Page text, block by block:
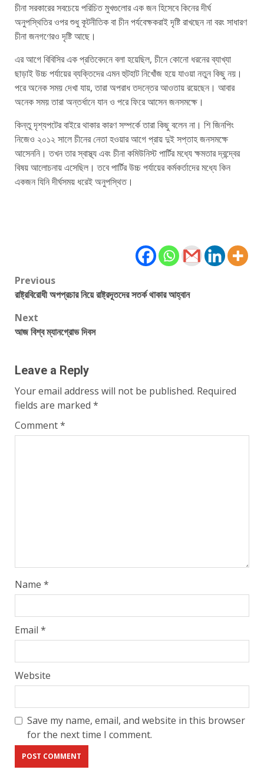
চীনা সরকারের সবচেয়ে পরিচিত মুখগুলোর এক জন হিসেবে কিনের দীর্ঘ
অনুপস্থিতির ওপর শুধু কূটনীতিক বা চীন পর্যবেক্ষকরাই দৃষ্টি রাখছেন না বরং সাধারণ
চীনা জনগণেরও দৃষ্টি আছে।
এর আগে বিবিসির এক প্রতিবেদনে বলা হয়েছিল, চীনে কোনো ধরনের ব্যাখ্যা
ছাড়াই উচ্চ পর্যায়ের ব্যক্তিদের এমন হুটহাট নিখোঁজ হয়ে যাওয়া নতুন কিছু নয়।
পরে অনেক সময় দেখা যায়, তারা অপরাধ তদন্তের আওতায় রয়েছেন। আবার
অনেক সময় তারা অন্তর্ধানে যান ও পরে ফিরে আসেন জনসমক্ষে।
কিন্তু দৃশ্যপটের বাইরে থাকার কারণ সম্পর্কে তারা কিছু বলেন না। শি জিনপিং
নিজেও ২০১২ সালে চীনের নেতা হওয়ার আগে প্রায় দুই সপ্তাহ জনসমক্ষে
আসেননি। তখন তার স্বাস্থ্য এবং চীনা কমিউনিস্ট পার্টির মধ্যে ক্ষমতার দ্বন্দ্বের
বিষয় আলোচনায় এসেছিল। তবে পার্টির উচ্চ পর্যায়ের কর্মকর্তাদের মধ্যে কিন
একজন যিনি দীর্ঘসময় ধরেই অনুপস্থিত।
Post
navigation
Previous
রাষ্ট্রবিরোধী অপপ্রচার নিয়ে রাষ্ট্রদূতদের সতর্ক থাকার আহ্বান
Next
আজ বিশ্ব ম্যানগ্রোভ দিবস
Leave a Reply
Your email address will not be published. Required
fields are marked *
Comment*
Name *
Email *
Website
Save my name, email, and website in this browser
for the next time I comment.